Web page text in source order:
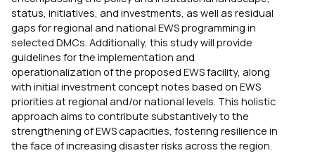
status, initiatives, and investments, as well as residual
gaps for regional and national EWS programming in
selected DMCs. Additionally, this study will provide
guidelines for the implementation and
operationalization of the proposed EWS facility, along
with initial investment concept notes based on EWS
priorities at regional and/or national levels. This holistic
approach aims to contribute substantively to the
strengthening of EWS capacities, fostering resilience in
the face of increasing disaster risks across the region.